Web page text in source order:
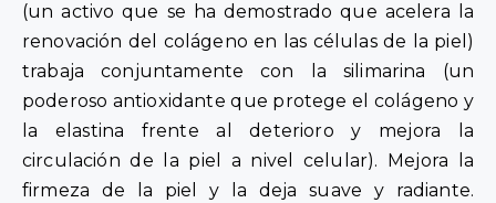
(un activo que se ha demostrado que acelera la
renovación del colágeno en las células de la piel)
trabaja conjuntamente con la silimarina (un
poderoso antioxidante que protege el colágeno y
la elastina frente al deterioro y mejora la
circulación de la piel a nivel celular). Mejora la
firmeza de la piel y la deja suave y radiante.